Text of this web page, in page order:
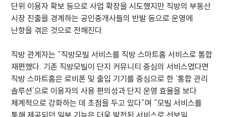
단위 이용자 확보 등으로 사업 확장을 시도했지만 직방의 부동산
시장 진출을 경계하는 공인중개사들의 반발 등으로 운영에
난항을 겪은 것으로 전해진다.
직방 관계자는 “직방모빌 서비스를 직방 스마트홈 서비스로 통합
재편했다. 기존 직방모빌이 단지 커뮤니티 중심의 서비스였다면
직방 스마트홈은 로비폰 및 출입 기기를 중심으로 한 ‘통합 관리
솔루션’으로 이용자의 사용 편의성과 단지 운영 효율을 보다
체계적으로 강화하는 데 초점을 두고 있다”며 “모빌 서비스를
통해 제공되던 일부 기능은 더욱 발전된 서비스로 선보일